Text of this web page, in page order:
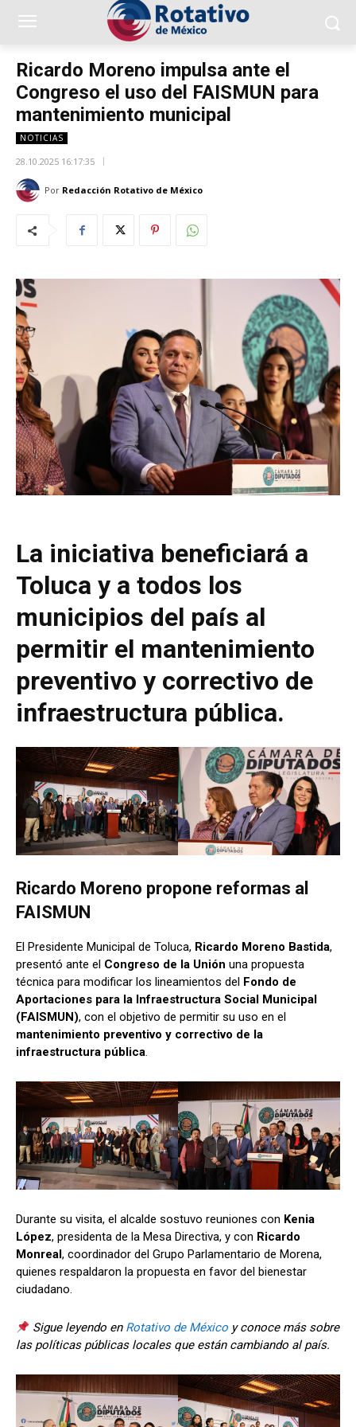
Ricardo Moreno impulsa ante el
Congreso el uso del FAISMUN para
mantenimiento municipal
NOTICIAS
28.10.2025 16:17:35
Por Redacción Rotativo de México
La iniciativa beneficiará a
Toluca y a todos los
municipios del país al
permitir el mantenimiento
preventivo y correctivo de
infraestructura pública.
Ricardo Moreno propone reformas al
FAISMUN
El Presidente Municipal de Toluca, Ricardo Moreno Bastida,
presentó ante el Congreso de la Unión una propuesta
técnica para modificar los lineamientos del Fondo de
Aportaciones para la Infraestructura Social Municipal
(FAISMUN), con el objetivo de permitir su uso en el
mantenimiento preventivo y correctivo de la
infraestructura pública.
Durante su visita, el alcalde sostuvo reuniones con Kenia
López, presidenta de la Mesa Directiva, y con Ricardo
Monreal, coordinador del Grupo Parlamentario de Morena,
quienes respaldaron la propuesta en favor del bienestar
ciudadano.
Sigue leyendo en Rotativo de México y conoce más sobre
las políticas públicas locales que están cambiando al país.